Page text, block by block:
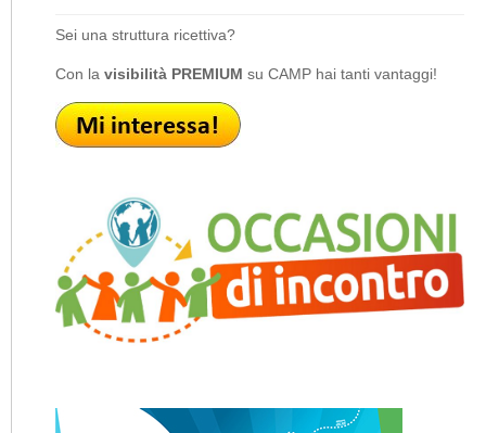
Sei una struttura ricettiva?
Con la visibilità PREMIUM su CAMP hai tanti vantaggi!